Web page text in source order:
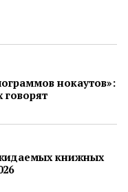
нокаутов»:
говорят
книжных